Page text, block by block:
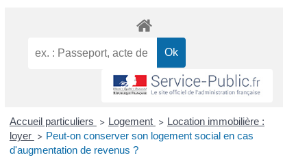
Accueil particuliers > Logement > Location immobilière :
loyer > Peut-on conserver son logement social en cas
d'augmentation de revenus ?